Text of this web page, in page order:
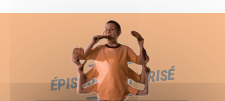
ÉPISODE SCÉNARISÉ